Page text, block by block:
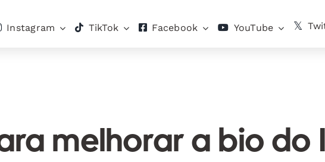
Instagram TikTok Facebook YouTube
melhorar a bio do